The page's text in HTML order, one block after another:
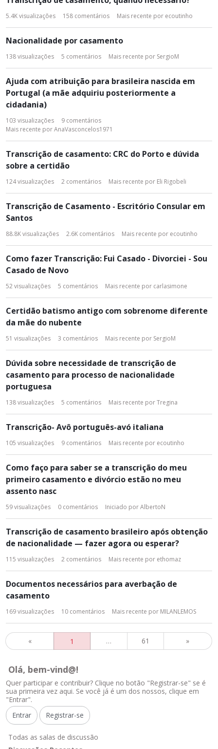
5.4Kvisualizações 158 comentários Mais recente por ecoutinho
Nacionalidade por casamento
138visualizações 5 comentários Mais recente por SergioM
Ajuda com atribuição para brasileira nascida em
Portugal (a mãe adquiriu posteriormente a
cidadania)
103 visualizações 9 comentários
Mais recente porAnaVasconcelos1971
Transcrição de casamento: CRC do Porto e dúvida
sobre a certidão
124visualizações 2 comentários Mais recente por Eli Rigobeli
Transcrição de Casamento - Escritório Consular em
Santos
88.8Kvisualizações 2.6K comentários Mais recente por ecoutinho
Como fazer Transcrição: Fui Casado - Divorciei - Sou
Casado de Novo
52visualizações 5 comentários Mais recente por carlasimone
Certidão batismo antigo com sobrenome diferente
da mãe do nubente
51 visualizações 3 comentários Mais recente por SergioM
Dúvida sobre necessidade de transcrição de
casamento para processo de nacionalidade
portuguesa
138visualizações 5 comentários Mais recente porTregina
Transcrição- Avô português-avó italiana
105 visualizações 9 comentários Mais recente por ecoutinho
Como faço para saber se a transcrição do meu
primeiro casamento e divórcio estão no meu
assento nasc
59visualizações 0 comentários Iniciado porAlbertoN
Transcrição de casamento brasileiro após obtenção
de nacionalidade — fazer agora ou esperar?
115 visualizações 2 comentários Mais recente por ethomaz
Documentos necessários para averbação de
casamento
169visualizações 10 comentários Mais recente por MILANLEMOS
« 1 … 61 »
Olá, bem-vind@!
Quer participar e contribuir? Clique no botão "Registrar-se" se é
sua primeira vez aqui. Se você já é um dos nossos, clique em
"Entrar".
Entrar
Registrar-se
LTodas as salas de discussão